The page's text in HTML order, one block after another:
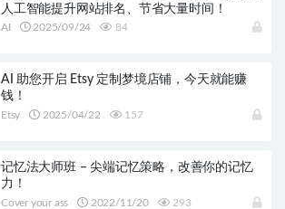
人工智能提升网站排名、节省大量时间！
AI 2025/09/24 84
AI 助您开启 Etsy 定制梦境店铺，今天就能赚
钱！
Etsy 2025/04/22 157
记忆法大师班 – 尖端记忆策略，改善你的记忆
力！
Cover your ass 2022/11/20 293